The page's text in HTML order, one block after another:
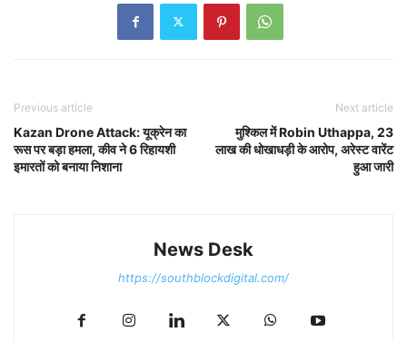
Previous article
Kazan Drone Attack: यूक्रेन का
रूस पर बड़ा हमला, कीव ने 6 रिहायशी
इमारतों को बनाया निशाना
Next article
मुश्किल में Robin Uthappa, 23
लाख की धोखाधड़ी के आरोप, अरेस्ट वारेंट
हुआ जारी
News Desk
https://southblockdigital.com/